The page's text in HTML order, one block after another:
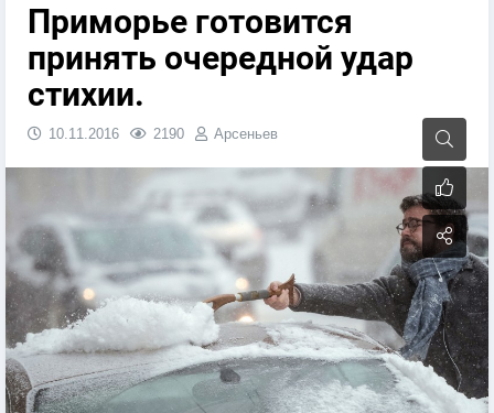
Приморье готовится
принять очередной удар
стихии.
10.11.2016 2190 Арсеньев